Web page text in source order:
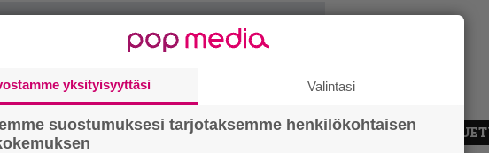
yksityisyyttäsi Valintasi
suostumuksesi tarjotaksemme henkilökohtaisen